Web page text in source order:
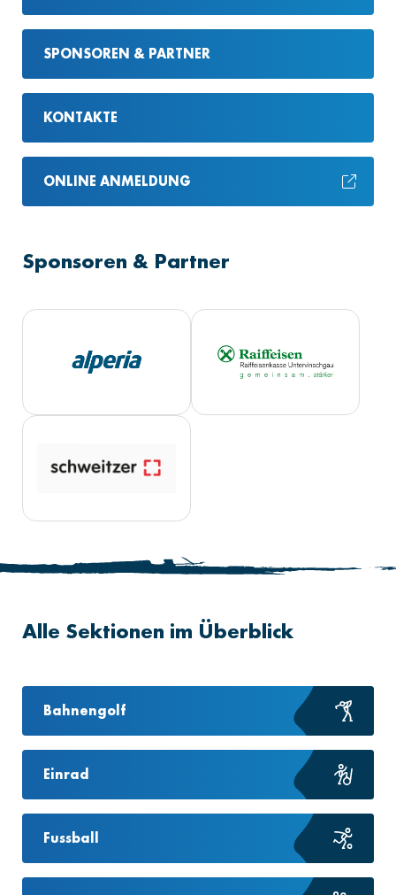
SPONSOREN & PARTNER
KONTAKTE
ONLINE ANMELDUNG
Sponsoren & Partner
Alle Sektionen im Überblick
Bahnengolf
Einrad
Fussball